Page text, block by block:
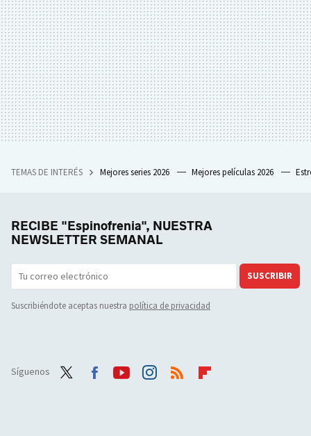
TEMAS DE INTERÉS Mejores series 2026 Mejores películas 2026
RECIBE "Espinofrenia", NUESTRA
NEWSLETTER SEMANAL
SUSCRIBIR
Suscribiéndote aceptas nuestra política de privacidad
Síguenos